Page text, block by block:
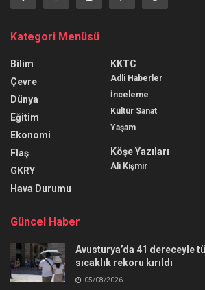
Kategori Menüsü
Bilim
Çevre
Dünya
Eğitim
Ekonomi
Flaş
GKRY
Hava Durumu
KKTC
Adli Haberler
İnceleme
Kültür Sanat
Yaşam
Köşe Yazıları
Ali Kişmir
Güncel Haber
Avusturya’da 41 dereceyle
sıcaklık rekoru kırıldı
05/08/2026